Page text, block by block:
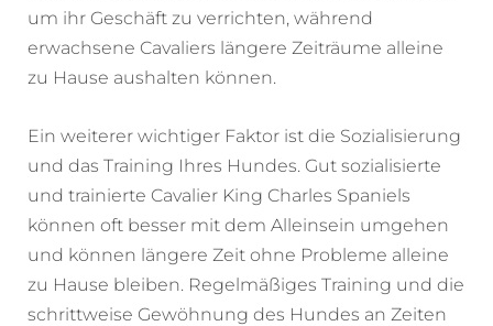
um ihr Geschäft zu verrichten, während
erwachsene Cavaliers längere Zeiträume alleine
zu Hause aushalten können.
Ein weiterer wichtiger Faktor ist die Sozialisierung
und das Training Ihres Hundes. Gut sozialisierte
und trainierte Cavalier King Charles Spaniels
können oft besser mit dem Alleinsein umgehen
und können längere Zeit ohne Probleme alleine
zu Hause bleiben. Regelmäßiges Training und die
schrittweise Gewöhnung des Hundes an Zeiten